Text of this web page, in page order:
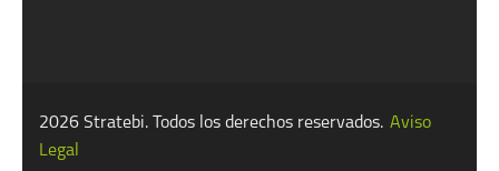
2026 Stratebi. Todos los derechos reservados. Aviso
Legal